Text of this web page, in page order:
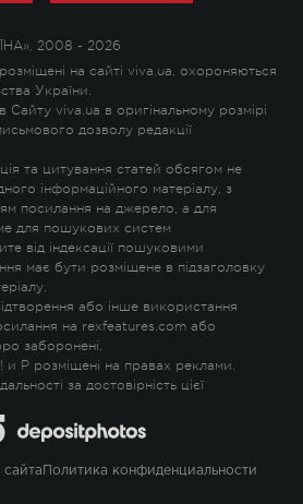
2008 - 2026
на сайті viva.ua, охороняються
України.
Сайту viva.ua в оригінальному розмірі
дозволу редакції
та цитування статей обсягом не
інформаційного матеріалу, з
посилання на джерело, а для
для пошукових систем
від індексації пошуковими
має бути розміщене в підзаголовку
або інше використання
на rexfeatures.com або
заборонені.
! и P розміщені на правах реклами.
за достовірність цієї
сайта Политика конфиденциальности